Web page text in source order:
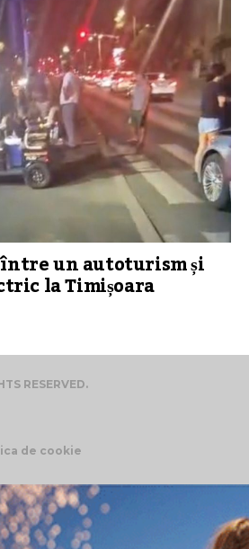
un autoturism și
la Timișoara
RESERVED.
de cookie